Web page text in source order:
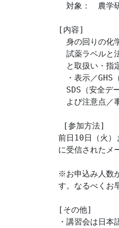
対象：　農学
[内容]
身の回りの化
試薬ラベルと
と取扱い・指
・表示／GHS
SDS（安全デ
よび注意点／
前日10日（火）
に受信されたメ
※お申込み人数
す。なるべくお
[その他]
・講習会は日本